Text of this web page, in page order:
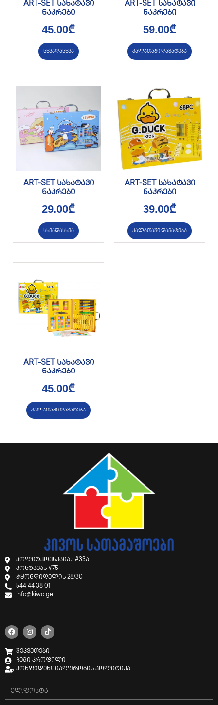
ART-SET სახატავი
ნაკრები
45.00₾
სხვადასხვა
ART-SET სახატავი
ნაკრები
59.00₾
კალათაში დამატება
ART-SET სახატავი
ნაკრები
29.00₾
სხვადასხვა
ART-SET სახატავი
ნაკრები
39.00₾
კალათაში დამატება
ART-SET სახატავი
ნაკრები
45.00₾
კალათაში დამატება
პოლიტკოვსკაიას #33ა
კოსტავას #75
ჭყონდიდელის 28/30
544 44 38 01
info@kiwo.ge
შეკვეთები
ჩემი პროფილი
კონფიდენციალურობის პოლიტიკა